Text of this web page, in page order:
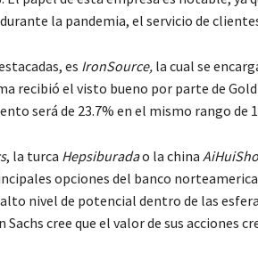
la pandemia, el servicio de
es IronSource, la cual se
recibió el visto bueno por parte de
será de 23.7% en el mismo rango de
, la turca Hepsiburadao la china
opciones del banco
nivel de potencial dentro de las
cree que el valor de sus acciones